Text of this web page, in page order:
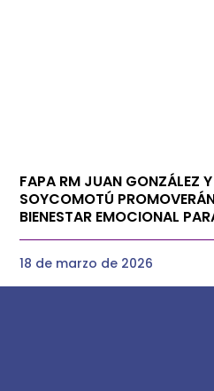
FAPA RM JUAN GONZÁLEZ
SOYCOMOTÚ
BIENESTAR EMOCIONAL
18 de marzo de 2026